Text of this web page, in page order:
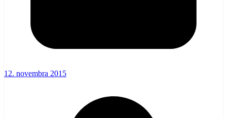
12. novembra 2015